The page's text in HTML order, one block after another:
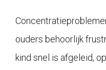
ouders behoorlijk
kind snel is afgeleid,